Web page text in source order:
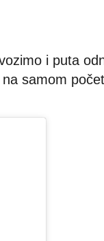
i puta
samom